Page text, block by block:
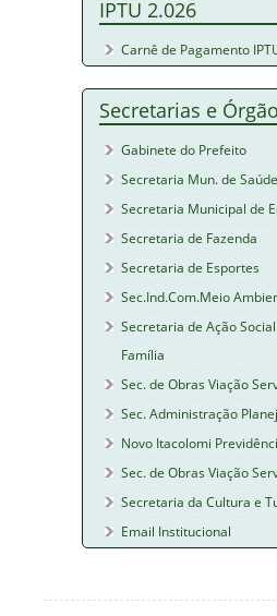
IPTU 2.026
Carnê de Pagamento
Secretarias e
Gabinete do Prefeito
Secretaria Mun. de Saúde
Secretaria Municipal de
Secretaria de Fazenda
Secretaria de Esportes
Sec.Ind.Com.Meio
Secretaria de Ação
Família
Sec. de Obras Viação
Sec. Administração
Novo Itacolomi
Sec. de Obras Viação
Secretaria da Cultura e
Email Institucional